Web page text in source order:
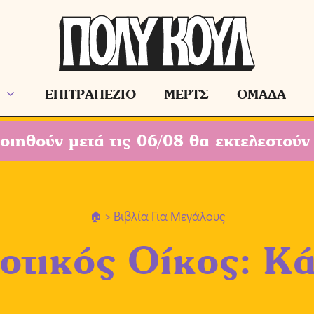
ΕΠΙΤΡΑΠΕΖΙΟ ΜΕΡΤΣ ΟΜΑΔΑ
μετά τις 06/08 θα
> Βιβλία Για Μεγάλους
Οίκος: